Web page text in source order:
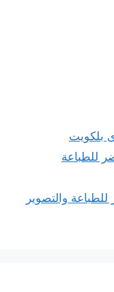
بلكويت
للطباعة
والتصوير